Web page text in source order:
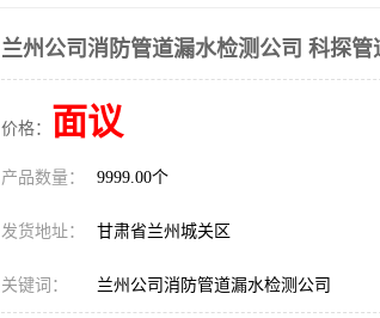
兰州公司消防管道漏水检测公司 科探管
价格： 面议
产品数量： 9999.00个
发货地址： 甘肃省兰州城关区
关键词： 兰州公司消防管道漏水检测公司